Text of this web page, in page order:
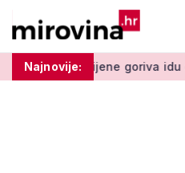
Najnovije:Cijene goriva idu